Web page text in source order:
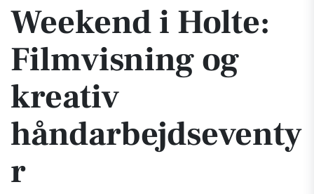
Weekend i Holte:
Filmvisning og
kreativ
håndarbejdseventy
r